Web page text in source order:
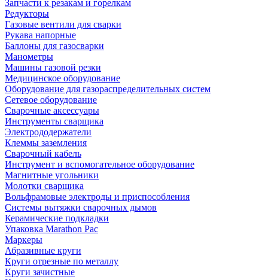
Запчасти к резакам и горелкам
Редукторы
Газовые вентили для сварки
Рукава напорные
Баллоны для газосварки
Манометры
Машины газовой резки
Медицинское оборудование
Оборудование для газораспределительных систем
Сетевое оборудование
Сварочные аксессуары
Инструменты сварщика
Электрододержатели
Клеммы заземления
Сварочный кабель
Инструмент и вспомогательное оборудование
Магнитные угольники
Молотки сварщика
Вольфрамовые электроды и приспособления
Системы вытяжки сварочных дымов
Керамические подкладки
Упаковка Marathon Pac
Маркеры
Абразивные круги
Круги отрезные по металлу
Круги зачистные